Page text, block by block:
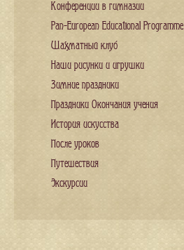
Конференции в гимназии
Pan-European Educational Programme
Шахматный клуб
Наши рисунки и игрушки
Зимние праздники
Праздники Окончания учения
История искусства
После уроков
Путешествия
Экскурсии